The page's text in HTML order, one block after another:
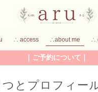
∴ access ∴about me ∴
｜ご予約について｜
とプロフィー